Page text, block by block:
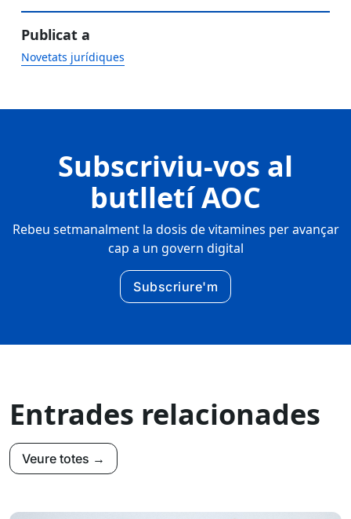
Publicat a
Novetats jurídiques
Subscriviu-vos al
butlletí AOC
Rebeu setmanalment la dosis de vitamines per avançar
cap a un govern digital
Subscriure'm
Entrades relacionades
Veure totes →